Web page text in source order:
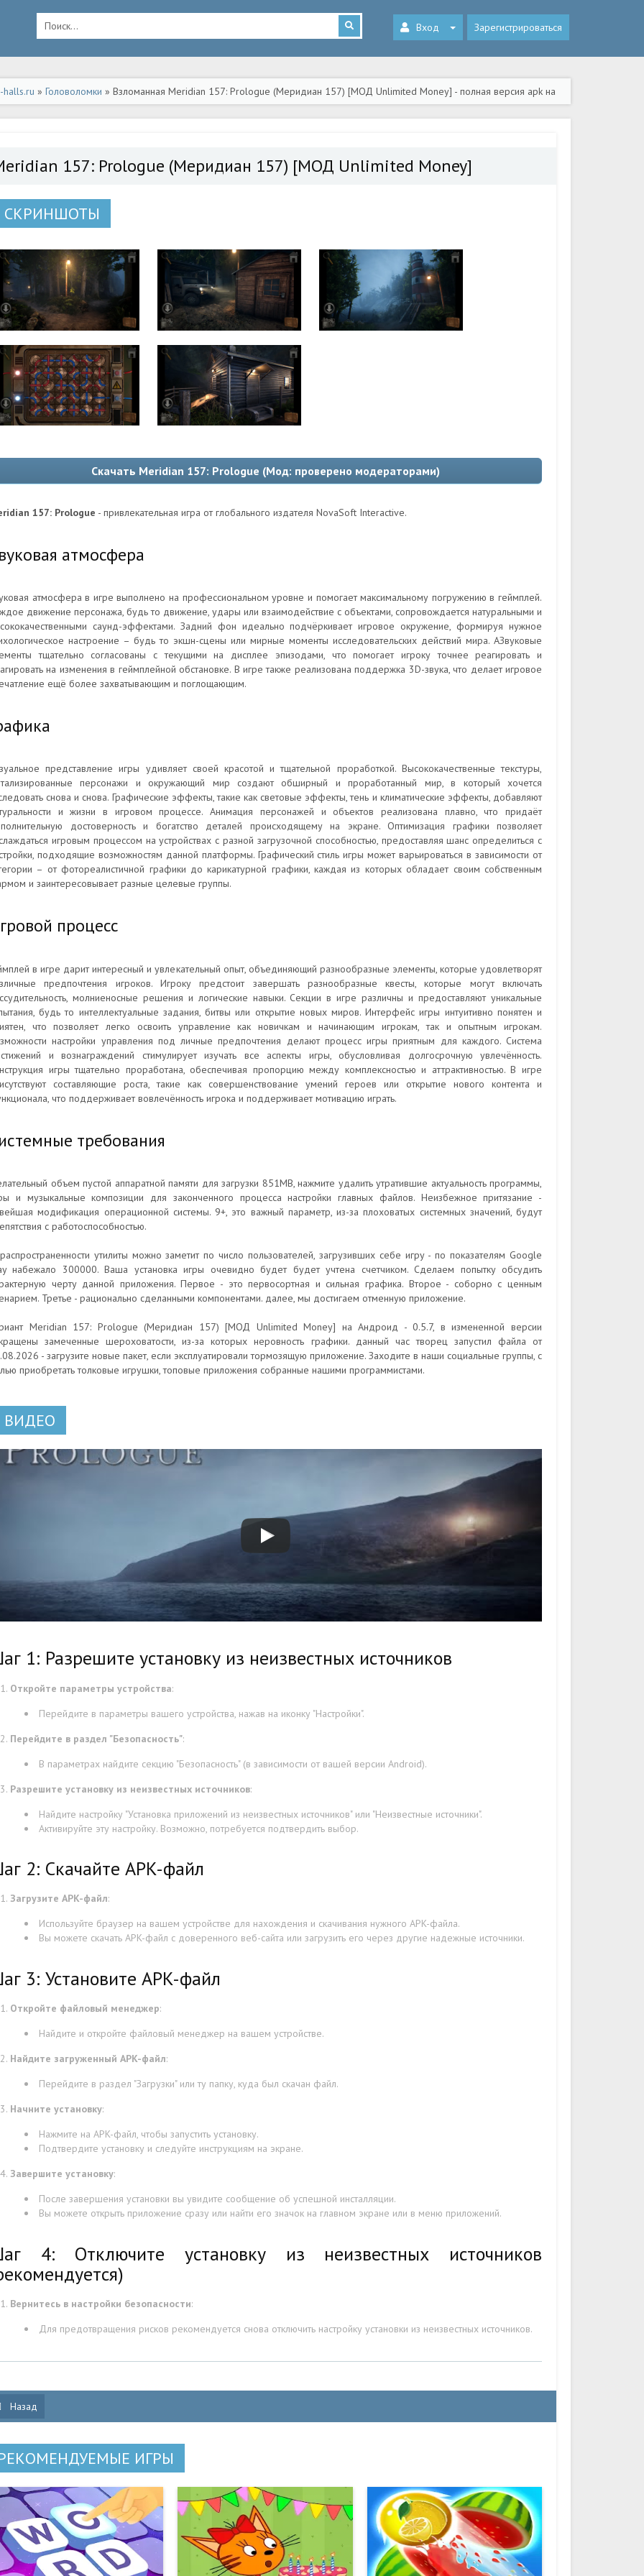
Вход Зарегистрироваться
halls.ru » Головоломки » Взломанная Meridian 157: Prologue (Меридиан 157) [МОД Unlimited Money] - полная версия apk на
157: Prologue (Меридиан 157) [МОД Unlimited Money]
СКРИНШОТЫ
Скачать Meridian 157: Prologue (Мод: проверено модераторами)
157: Prologue - привлекательная игра от глобального издателя NovaSoft Interactive.
атмосфера
атмосфера в игре выполнено на профессиональном уровне и помогает максимальному погружению в геймплей.
движение персонажа, будь то движение, удары или взаимодействие с объектами, сопровождается натуральными и
саунд-эффектами. Задний фон идеально подчёркивает игровое окружение, формируя нужное
настроение – будь то экшн-сцены или мирные моменты исследовательских действий мира. АЗвуковые
тщательно согласованы с текущими на дисплее эпизодами, что помогает игроку точнее реагировать и
на изменения в геймплейной обстановке. В игре также реализована поддержка 3D-звука, что делает игровое
ещё более захватывающим и поглощающим.
представление игры удивляет своей красотой и тщательной проработкой. Высококачественные текстуры,
персонажи и окружающий мир создают обширный и проработанный мир, в который хочется
снова и снова. Графические эффекты, такие как световые эффекты, тень и климатические эффекты, добавляют
и жизни в игровом процессе. Анимация персонажей и объектов реализована плавно, что придаёт
достоверность и богатство деталей происходящему на экране. Оптимизация графики позволяет
игровым процессом на устройствах с разной загрузочной способностью, предоставляя шанс определиться с
подходящие возможностям данной платформы. Графический стиль игры может варьироваться в зависимости от
– от фотореалистичной графики до карикатурной графики, каждая из которых обладает своим собственным
и заинтересовывает разные целевые группы.
процесс
в игре дарит интересный и увлекательный опыт, объединяющий разнообразные элементы, которые удовлетворят
предпочтения игроков. Игроку предстоит завершать разнообразные квесты, которые могут включать
молниеносные решения и логические навыки. Секции в игре различны и предоставляют уникальные
будь то интеллектуальные задания, битвы или открытие новых миров. Интерфейс игры интуитивно понятен и
что позволяет легко освоить управление как новичкам и начинающим игрокам, так и опытным игрокам.
настройки управления под личные предпочтения делают процесс игры приятным для каждого. Система
и вознаграждений стимулирует изучать все аспекты игры, обусловливая долгосрочную увлечённость.
игры тщательно проработана, обеспечивая пропорцию между комплексностью и аттрактивностью. В игре
составляющие роста, такие как совершенствование умений героев или открытие нового контента и
что поддерживает вовлечённость игрока и поддерживает мотивацию играть.
требования
объем пустой аппаратной памяти для загрузки 851MB, нажмите удалить утратившие актуальность программы,
и музыкальные композиции для законченного процесса настройки главных файлов. Неизбежное притязание -
модификация операционной системы. 9+, это важный параметр, из-за плоховатых системных значений, будут
с работоспособностью.
утилиты можно заметит по число пользователей, загрузивших себе игру - по показателям Google
набежало 300000. Ваша установка игры очевидно будет будет учтена счетчиком. Сделаем попытку обсудить
черту данной приложения. Первое - это первосортная и сильная графика. Второе - соборно с ценным
Третье - рационально сделанными компонентами. далее, мы достигаем отменную приложение.
Meridian 157: Prologue (Меридиан 157) [МОД Unlimited Money] на Андроид - 0.5.7, в измененной версии
замеченные шероховатости, из-за которых неровность графики. данный час творец запустил файла от
- загрузите новые пакет, если эксплуатировали тормозящую приложение. Заходите в наши социальные группы, с
приобретать толковые игрушки, топовые приложения собранные нашими программистами.
ВИДЕО
1: Разрешите установку из неизвестных источников
Откройте параметры устройства:
Перейдите в параметры вашего устройства, нажав на иконку "Настройки".
Перейдите в раздел "Безопасность":
В параметрах найдите секцию "Безопасность" (в зависимости от вашей версии Android).
Разрешите установку из неизвестных источников:
Найдите настройку "Установка приложений из неизвестных источников" или "Неизвестные источники".
Активируйте эту настройку. Возможно, потребуется подтвердить выбор.
2: Скачайте APK-файл
Загрузите APK-файл:
Используйте браузер на вашем устройстве для нахождения и скачивания нужного APK-файла.
Вы можете скачать APK-файл с доверенного веб-сайта или загрузить его через другие надежные источники.
3: Установите APK-файл
Откройте файловый менеджер:
Найдите и откройте файловый менеджер на вашем устройстве.
Найдите загруженный APK-файл:
Перейдите в раздел "Загрузки" или ту папку, куда был скачан файл.
Начните установку:
Нажмите на APK-файл, чтобы запустить установку.
Подтвердите установку и следуйте инструкциям на экране.
Завершите установку:
После завершения установки вы увидите сообщение об успешной инсталляции.
Вы можете открыть приложение сразу или найти его значок на главном экране или в меню приложений.
4: Отключите установку из неизвестных источников
Вернитесь в настройки безопасности:
Для предотвращения рисков рекомендуется снова отключить настройку установки из неизвестных источников.
Назад
ИГРЫ